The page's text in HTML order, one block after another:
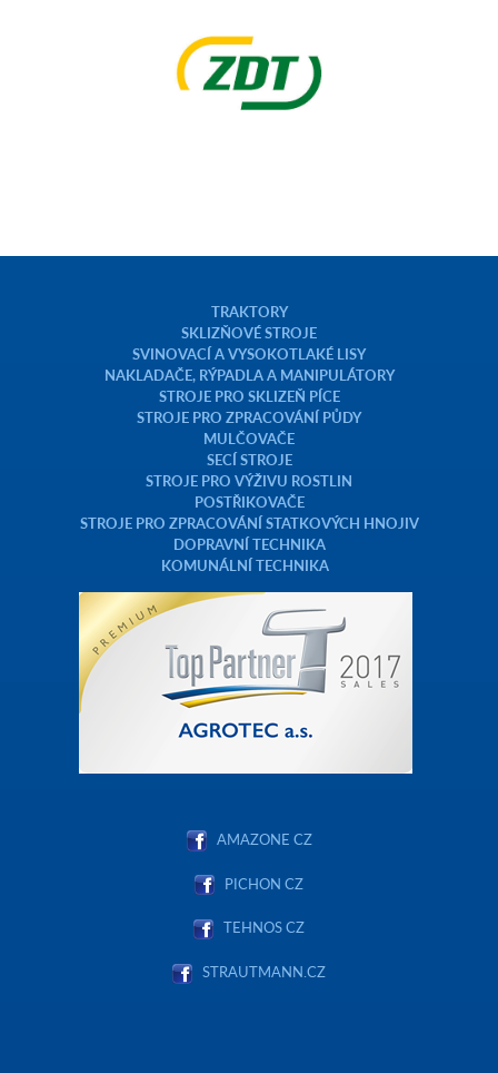
TRAKTORY
SKLIZŇOVÉ STROJE
SVINOVACÍ A VYSOKOTLAKÉ LISY
NAKLADAČE, RÝPADLA A MANIPULÁTORY
STROJE PRO SKLIZEŇ PÍCE
STROJE PRO ZPRACOVÁNÍ PŮDY
MULČOVAČE
SECÍ STROJE
STROJE PRO VÝŽIVU ROSTLIN
POSTŘIKOVAČE
STROJE PRO ZPRACOVÁNÍ STATKOVÝCH HNOJIV
DOPRAVNÍ TECHNIKA
KOMUNÁLNÍ TECHNIKA
AMAZONE CZ
PICHON CZ
TEHNOS CZ
STRAUTMANN.CZ